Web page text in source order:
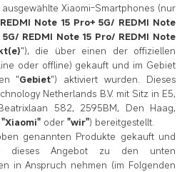
Xiaomi-Smartphones (nur
REDMI Note 15 Pro+ 5G/ REDMI Note
REDMI Note 15 Pro/ REDMI Note
"), die über einen der offiziellen
oder offline) gekauft und im Gebiet
"Gebiet") aktiviert wurden. Dieses
Netherlands B.V. mit Sitz in E5,
582, 2595BM, Den Haag,
"Xiaomi" oder "wir") bereitgestellt.
genannten Produkte gekauft und
dieses Angebot zu den unten
in Anspruch nehmen (im Folgenden